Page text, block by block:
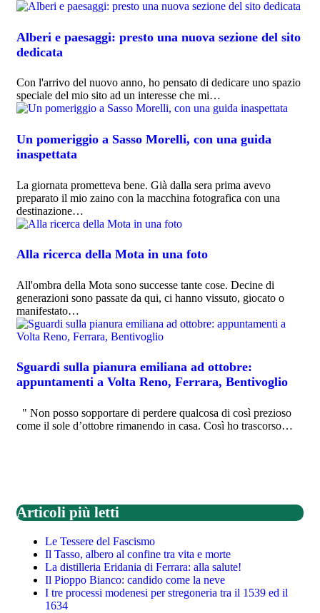
Alberi e paesaggi: presto una nuova sezione del sito
dedicata
Con l'arrivo del nuovo anno, ho pensato di dedicare uno spazio
speciale del mio sito ad un interesse che mi…
Un pomeriggio a Sasso Morelli, con una guida
inaspettata
La giornata prometteva bene. Già dalla sera prima avevo
preparato il mio zaino con la macchina fotografica con una
destinazione…
Alla ricerca della Mota in una foto
All'ombra della Mota sono successe tante cose. Decine di
generazioni sono passate da qui, ci hanno vissuto, giocato o
manifestato…
Sguardi sulla pianura emiliana ad ottobre:
appuntamenti a Volta Reno, Ferrara, Bentivoglio
" Non posso sopportare di perdere qualcosa di così prezioso
come il sole d’ottobre rimanendo in casa. Così ho trascorso…
Articoli più letti
Le Tessere del Fascismo
Il Tasso, albero al confine tra vita e morte
La distilleria Eridania di Ferrara: alla salute!
Il Pioppo Bianco: candido come la neve
I tre processi modenesi per stregoneria tra il 1539 ed il
1634